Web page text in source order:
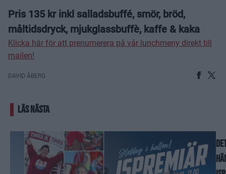
Pris 135 kr inkl salladsbuffé, smör, bröd,
måltidsdryck, mjukglassbuffè, kaffe & kaka
Klicka här för att prenumerera på vår lunchmeny direkt till
mailen!
DAVID ÅBERG
LÄS NÄSTA